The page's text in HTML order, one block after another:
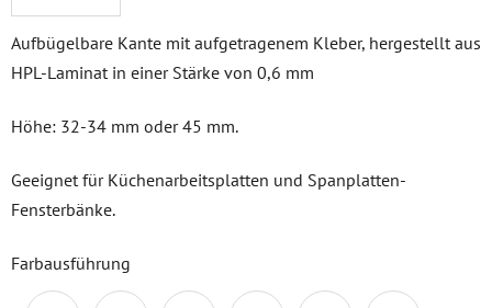
Aufbügelbare Kante mit aufgetragenem Kleber, hergestellt aus
HPL-Laminat in einer Stärke von 0,6 mm
Höhe: 32-34 mm oder 45 mm.
Geeignet für Küchenarbeitsplatten und Spanplatten-
Fensterbänke.
Farb­ausführung